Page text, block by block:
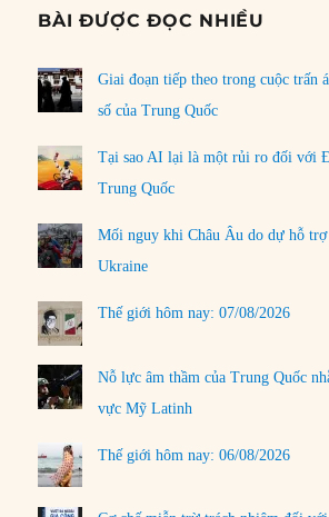
BÀI ĐƯỢC ĐỌC NHIỀU
Giai đoạn tiếp theo trong cuộc trấn
số của Trung Quốc
Tại sao AI lại là một rủi ro đối với
Trung Quốc
Mối nguy khi Châu Âu do dự hỗ trợ
Ukraine
Thế giới hôm nay: 07/08/2026
Nỗ lực âm thầm của Trung Quốc
vực Mỹ Latinh
Thế giới hôm nay: 06/08/2026